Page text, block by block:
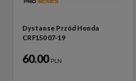
Dystanse Przód Honda
CRF150 07-19
60.00 PLN